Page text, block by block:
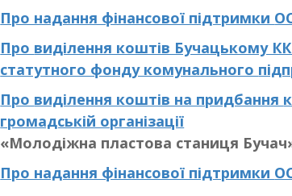
Про надання фінансової підтримки
Про виділення коштів Бучацькому
статутного фонду комунального
Про виділення коштів на придбання
громадській організації
«Молодіжна пластова станиця
Про надання фінансової підтримки